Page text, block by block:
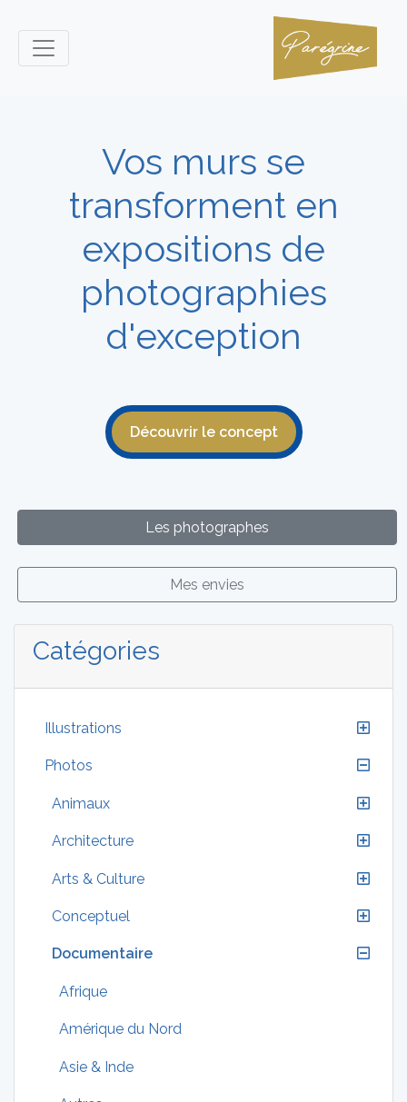
Vos murs se
transforment en
expositions de
photographies
d'exception
Découvrir le concept
Les photographes
Mes envies
Catégories
Illustrations
Photos
Animaux
Architecture
Arts & Culture
Conceptuel
Documentaire
Afrique
Amérique du Nord
Asie & Inde